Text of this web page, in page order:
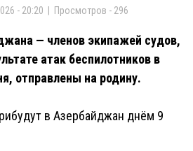
- 20:20 | Просмотров - 296
— членов экипажей судов,
атак беспилотников в
отправлены на родину.
в Азербайджан днём 9